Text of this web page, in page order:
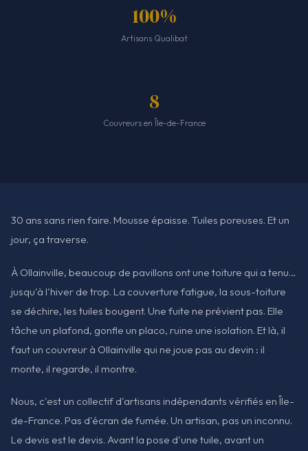
100%
Artisans Qualibat
8
Couvreurs en Île-de-France
30 ans sans rien faire. Mousse épaisse. Tuiles poreuses. Et un
jour, ça traverse.
À Ollainville, beaucoup de pavillons ont une toiture qui a tenu…
jusqu'à l'hiver de trop. La couverture fatigue, la sous-toiture
se déchire, les tuiles bougent. Une fuite ne prévient pas. Elle
tâche un plafond, gonfle un placo, ruine une isolation. Et là, il
faut un couvreur à Ollainville qui ne joue pas au devin : il
monte, il regarde, il montre.
Nous, c'est un collectif d'artisans indépendants vérifiés en Île-
de-France. Pas d'écran de fumée. Un artisan, pas un inconnu.
Le devis est le devis. Avant la pose d'une tuile, avant un